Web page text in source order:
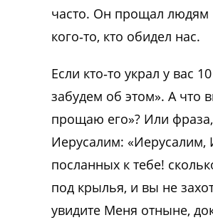
часто. Он прощал людям
кого‑то, кто обидел нас.
Если кто‑то украл у вас
забудем об этом». А что
прощаю его»? Или фраза,
Иерусалим:
посланных к тебе!
под крылья, и вы не
увидите Меня отныне,